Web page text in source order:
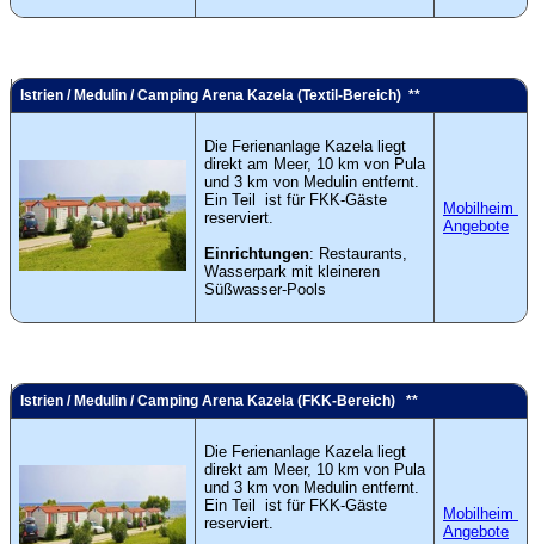
Istrien / Medulin / Camping Arena Kazela (Textil-Bereich) **
Die Ferienanlage Kazela liegt
direkt am Meer, 10 km von Pula
und 3 km von Medulin entfernt.
Ein Teil ist für FKK-Gäste
reserviert.
Einrichtungen: Restaurants,
Wasserpark mit kleineren
Süßwasser-Pools
Mobilheim
Angebote
Istrien / Medulin / Camping Arena Kazela (FKK-Bereich) **
Die Ferienanlage Kazela liegt
direkt am Meer, 10 km von Pula
und 3 km von Medulin entfernt.
Ein Teil ist für FKK-Gäste
reserviert.
Mobilheim
Angebote